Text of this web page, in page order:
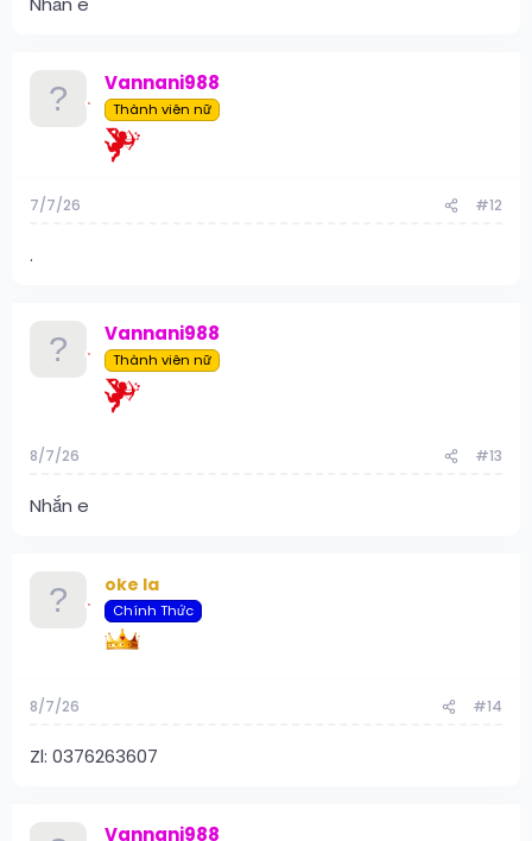
Vannani988
Thành viên nữ
7/7/26 #12
.
Vannani988
Thành viên nữ
8/7/26 #13
Nhắn e
oke la
Chính Thức
8/7/26 #14
Zl: 0376263607
Vannani988